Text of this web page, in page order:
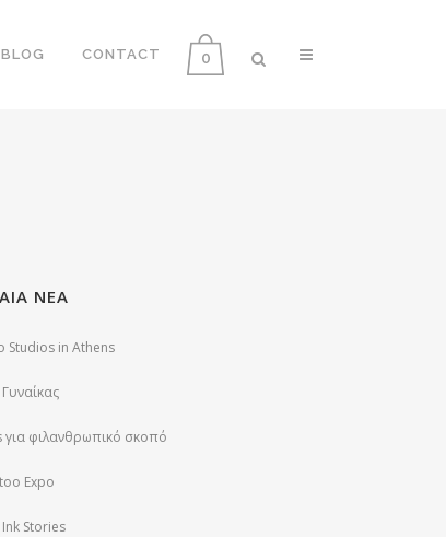
0
BLOG CONTACT
ΝΕΑ
Studios in Athens
για φιλανθρωπικό σκοπό
Expo
Stories